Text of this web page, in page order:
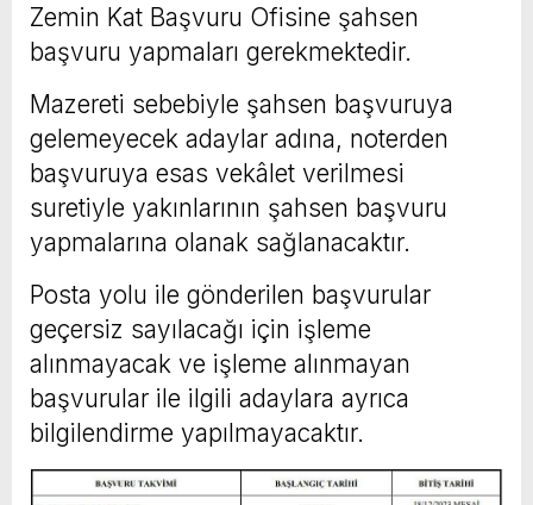
Zemin Kat Başvuru Ofisine şahsen
başvuru yapmaları gerekmektedir.
Mazereti sebebiyle şahsen başvuruya
gelemeyecek adaylar adına, noterden
başvuruya esas vekâlet verilmesi
suretiyle yakınlarının şahsen başvuru
yapmalarına olanak sağlanacaktır.
Posta yolu ile gönderilen başvurular
geçersiz sayılacağı için işleme
alınmayacak ve işleme alınmayan
başvurular ile ilgili adaylara ayrıca
bilgilendirme yapılmayacaktır.